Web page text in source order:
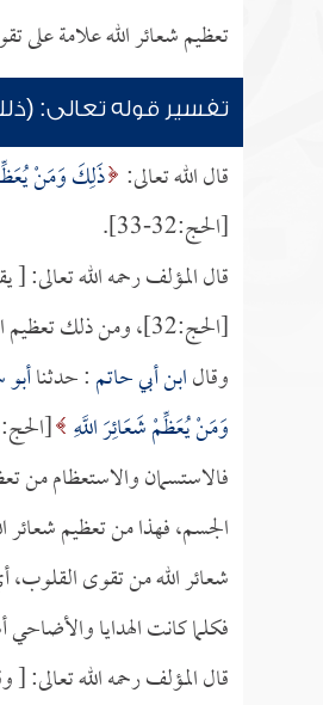
تعظيم شعائر الله علامة على
تفسير قوله تعالى:
قال الله تعالى: ذَلِكَ وَمَنْ
[الحج:32-33].
قال المؤلف رحمه الله تعالى: [
[الحج:32]، ومن ذلك تعظيم الهدايا والبدن، كما قال
وقالابن أبي حاتم: حدثنا
وَمَنْ يُعَظِّمْ شَعَائِرَ اللَّهِ [الحج:32]، قال: الاستسمان والاستحسان والاستعظام ].
فالاستسمان والاستعظام من
الجسم، فهذا من تعظيم شعائر
شعائر الله من تقوى القلوب،
فكلما كانت الهدايا
قال المؤلف رحمه الله تعالى: [